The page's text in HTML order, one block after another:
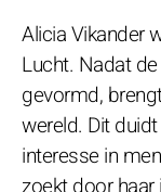
Alicia Vikander
Lucht. Nadat
gevormd,
wereld. Dit
interesse in